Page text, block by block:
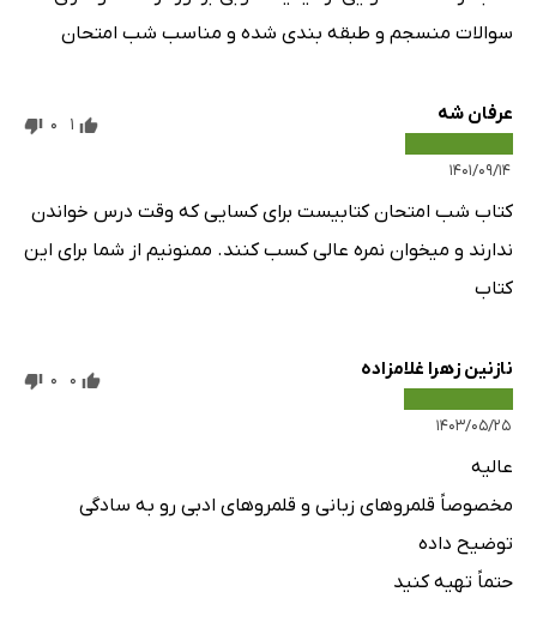
سوالات منسجم و طبقه بندی شده و مناسب شب امتحان
عرفان شه
۱۴۰۱/۰۹/۱۴
1
0
کتاب شب امتحان کتابیست برای کسایی که وقت درس خواندن
ندارند و میخوان نمره عالی کسب کنند. ممنونیم از شما برای این
کتاب
نازنین زهرا غلامزاده
۱۴۰۳/۰۵/۲۵
0
0
عالیه
مخصوصاً قلمروهای زبانی و قلمرو‌های ادبی رو به سادگی
توضیح داده
حتماً تهیه کنید